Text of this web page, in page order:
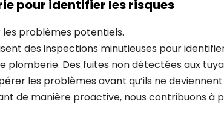
pour identifier les risques
problèmes potentiels.
des inspections minutieuses pour
plomberie. Des fuites non détectées aux
les problèmes avant qu’ils ne
de manière proactive, nous contribuons à